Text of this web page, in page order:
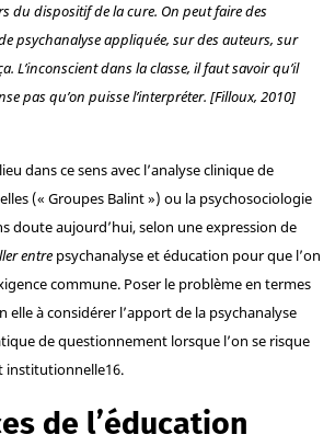
du dispositif de la cure. On peut faire des
psychanalyse appliquée, sur des auteurs, sur
L’inconscient dans la classe, il faut savoir qu’il
pas qu’on puisse l’interpréter. [Filloux, 2010]
dans ce sens avec l’analyse clinique de
(« Groupes Balint ») ou la psychosociologie
doute aujourd’hui, selon une expression de
entrepsychanalyse et éducation pour que l’on
commune. Poser le problème en termes
elle à considérer l’apport de la psychanalyse
de questionnement lorsque l’on se risque
institutionnelle16.
de l’éducation